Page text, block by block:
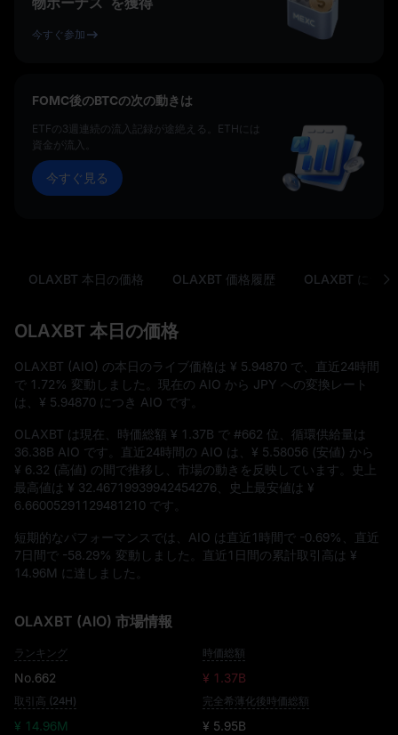
今すぐ参加
FOMC後のBTCの次の動きは
ETFの3週連続の流入記録が途絶える。ETHには
資金が流入。
今すぐ見る
OLAXBT 本日の価格 OLAXBT 価格履歴 OLAXBT につい
OLAXBT 本日の価格
OLAXBT (AIO) の本日のライブ価格は ¥ 5.94870 で、直近24時間
で 1.72% 変動しました。現在の AIO から JPY への変換レート
は、 ¥ 5.94870 につき AIO です。
OLAXBT は現在、時価総額 ¥ 1.37B で #662 位、循環供給量は
36.38B AIO です。直近24時間の AIO は、 ¥ 5.58056 (安値) から
¥ 6.32 (高値) の間で推移し、市場の動きを反映しています。史上
最高値は ¥ 32.46719939942454276 、史上最安値は ¥
6.66005291129481210 です。
短期的なパフォーマンスでは、AIO は直近1時間で -0.69%
、直近
7日間で -58.29% 変動しました。直近1日間の累計取引高は ¥
14.96M に達しました。
OLAXBT (AIO) 市場情報
ランキング
No.662
時価総額
¥ 1.37B
取引高 (24H)
¥ 14.96M
完全希薄化後時価総額
¥ 5.95B